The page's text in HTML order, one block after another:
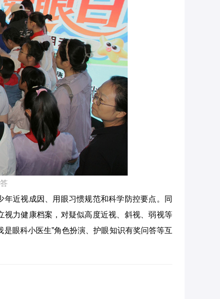
近视成因、用眼习惯规范和科学防控要点。同
力健康档案，对疑似高度近视、斜视、弱视等
眼科小医生”角色扮演、护眼知识有奖问答等互